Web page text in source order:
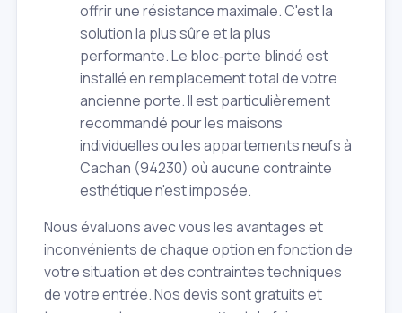
offrir une résistance maximale. C'est la
solution la plus sûre et la plus
performante. Le bloc‑porte blindé est
installé en remplacement total de votre
ancienne porte. Il est particulièrement
recommandé pour les maisons
individuelles ou les appartements neufs à
Cachan (94230) où aucune contrainte
esthétique n'est imposée.
Nous évaluons avec vous les avantages et
inconvénients de chaque option en fonction de
votre situation et des contraintes techniques
de votre entrée. Nos devis sont gratuits et